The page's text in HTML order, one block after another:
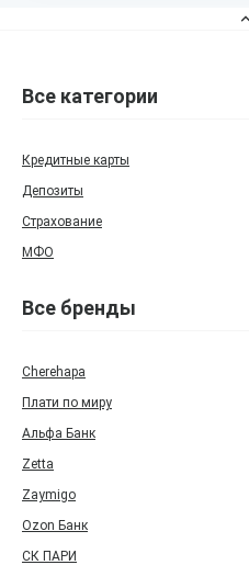
Все категории
Кредитные карты
Депозиты
Страхование
МФО
Все бренды
Cherehapa
Плати по миру
Альфа Банк
Zetta
Zaymigo
Ozon Банк
СК ПАРИ